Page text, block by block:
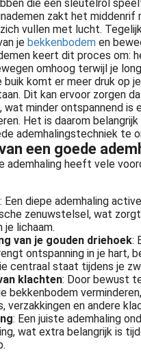
die een sleutelrol
zakt het middenrif
vullen met lucht.
je bekkenbodem en
keert dit proces om:
omhoog terwijl je
buik komt er meer druk op
Dit kan ervoor zorgen
wat minder ontspannend is
Het is daarom
ademhalingstechniek te
een goede
ademhaling heeft vele
: Een diepe ademhaling
zenuwstelsel, wat
je lichaam.
van je gouden driehoek:
ontspanning in je hart,
centraal staat tijdens je
klachten: Door bewust
bekkenbodem
verzakkingen en andere
: Een juiste ademhaling
wat extra belangrijk is